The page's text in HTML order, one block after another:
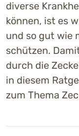
diverse
können, ist es
und so gut wie
schützen.
durch die
in diesem
zum Thema